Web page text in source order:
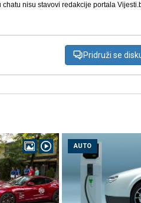
chatu nisu stavovi redakcije portala
Pridruži se
AUTO